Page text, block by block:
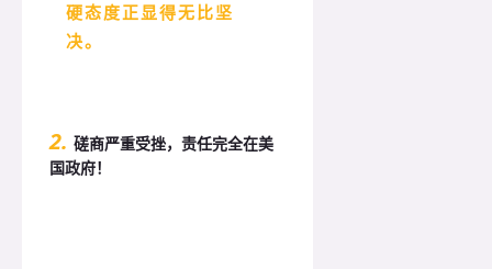
硬态度正显得无比坚
决。
2. 磋商严重受挫，责任完全在美
国政府！